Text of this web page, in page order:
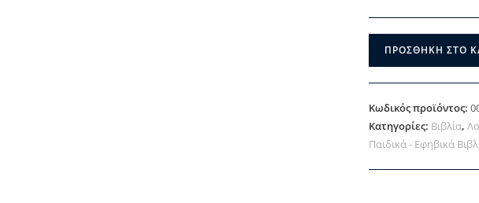
ΠΡΟΣΘΉΚΗ ΣΤΟ
Κωδικός προϊόντος:
Κατηγορίες: Βιβλία,
Παιδικά - Εφηβικά